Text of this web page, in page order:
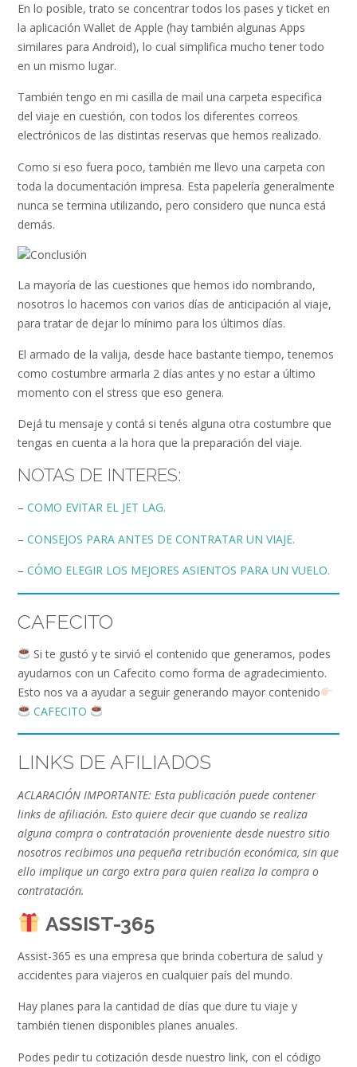
En lo posible, trato se concentrar todos los pases y ticket en
la aplicación Wallet de Apple (hay también algunas Apps
similares para Android), lo cual simplifica mucho tener todo
en un mismo lugar.
También tengo en mi casilla de mail una carpeta especifica
del viaje en cuestión, con todos los diferentes correos
electrónicos de las distintas reservas que hemos realizado.
Como si eso fuera poco, también me llevo una carpeta con
toda la documentación impresa. Esta papelería generalmente
nunca se termina utilizando, pero considero que nunca está
demás.
La mayoría de las cuestiones que hemos ido nombrando,
nosotros lo hacemos con varios días de anticipación al viaje,
para tratar de dejar lo mínimo para los últimos días.
El armado de la valija, desde hace bastante tiempo, tenemos
como costumbre armarla 2 días antes y no estar a último
momento con el stress que eso genera.
Dejá tu mensaje y contá si tenés alguna otra costumbre que
tengas en cuenta a la hora que la preparación del viaje.
NOTAS DE INTERES:
– COMO EVITAR EL JET LAG.
– CONSEJOS PARA ANTES DE CONTRATAR UN VIAJE.
– CÓMO ELEGIR LOS MEJORES ASIENTOS PARA UN VUELO.
CAFECITO
Si te gustó y te sirvió el contenido que generamos, podes
ayudarnos con un Cafecito como forma de agradecimiento.
Esto nos va a ayudar a seguir generando mayor contenido
CAFECITO
LINKS DE AFILIADOS
ACLARACIÓN IMPORTANTE: Esta publicación puede contener
links de afiliación. Esto quiere decir que cuando se realiza
alguna compra o contratación proveniente desde nuestro sitio
nosotros recibimos una pequeña retribución económica, sin que
ello implique un cargo extra para quien realiza la compra o
contratación.
ASSIST-365
Assist-365 es una empresa que brinda cobertura de salud y
accidentes para viajeros en cualquier país del mundo.
Hay planes para la cantidad de días que dure tu viaje y
también tienen disponibles planes anuales.
Podes pedir tu cotización desde nuestro link, con el código